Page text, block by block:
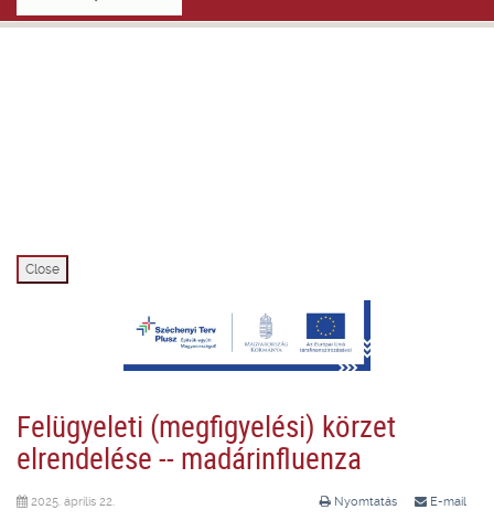
Close
Felügyeleti (megfigyelési) körzet
elrendelése -- madárinfluenza
Nyomtatás E-mail
2025. április 22.